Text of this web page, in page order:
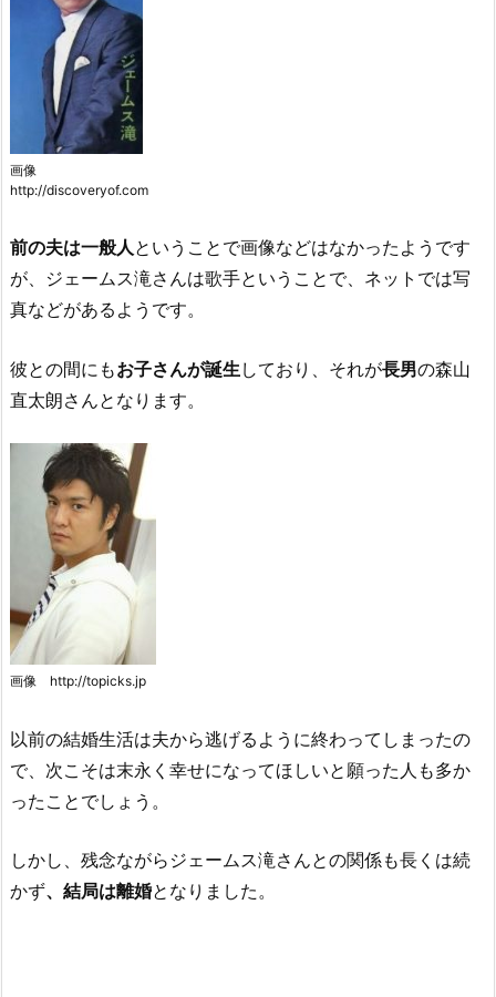
画像
http://discoveryof.com
前の夫は一般人ということで画像などはなかったようです
が、ジェームス滝さんは歌手ということで、ネットでは写
真などがあるようです。
彼との間にもお子さんが誕生 しており、それが長男の森山
直太朗さんとなります。
画像 http://topicks.jp
以前の結婚生活は夫から逃げるように終わってしまったの
で、次こそは末永く幸せになってほしいと願った人も多か
ったことでしょう。
しかし、残念ながらジェームス滝さんとの関係も長くは続
かず、結局は離婚となりました。